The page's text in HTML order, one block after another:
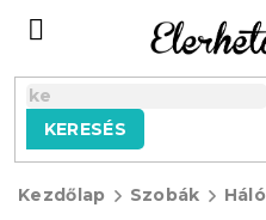
tartalomhoz
KERESÉS
Kezdőlap Szobák